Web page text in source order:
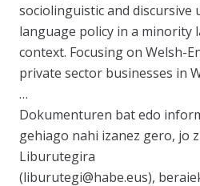
sociolinguistic and discursive
language policy in a minority
context. Focusing on Welsh-
private sector businesses in
…
Dokumenturen bat edo
gehiago nahi izanez gero, jo
Liburutegira
(liburutegi@habe.eus),